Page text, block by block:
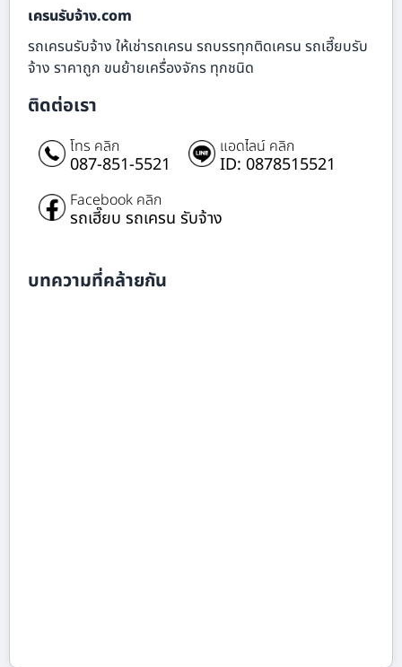
เครนรับจ้าง.com
รถเครนรับจ้าง ให้เช่ารถเครน รถบรรทุกติดเครน รถเฮี๊ยบรับ
จ้าง ราคาถูก ขนย้ายเครื่องจักร ทุกชนิด
ติดต่อเรา
โทร คลิก
087-851-5521
แอดไลน์ คลิก
ID: 0878515521
Facebook คลิก
รถเฮี๊ยบ รถเครน รับจ้าง
บทความที่คล้ายกัน